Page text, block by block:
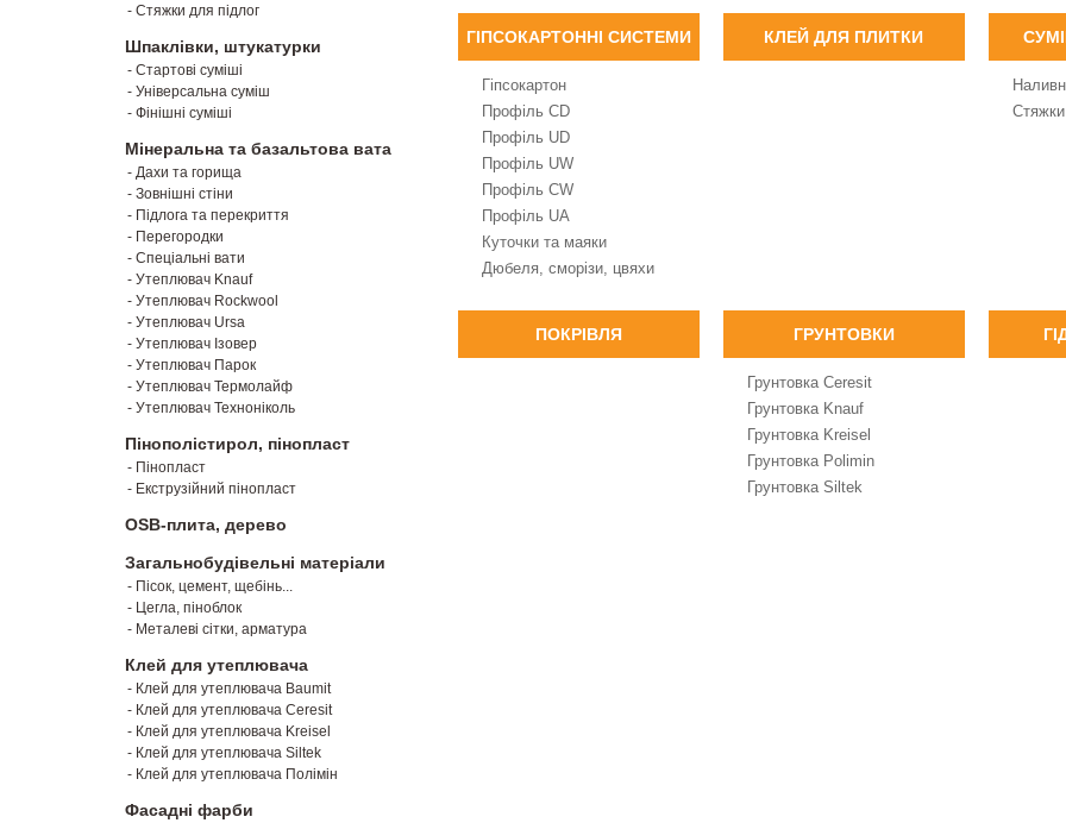
- Стяжки для підлог
Шпаклівки, штукатурки
- Стартові суміші
- Універсальна суміш
- Фінішні суміші
Мінеральна та базальтова вата
- Дахи та горища
- Зовнішні стіни
- Підлога та перекриття
- Перегородки
- Спеціальні вати
- Утеплювач Knauf
- Утеплювач Rockwool
- Утеплювач Ursa
- Утеплювач Ізовер
- Утеплювач Парок
- Утеплювач Термолайф
- Утеплювач Техноніколь
Пінополістирол, пінопласт
- Пінопласт
- Екструзійний пінопласт
OSB-плита, дерево
Загальнобудівельні матеріали
- Пісок, цемент, щебінь...
- Цегла, піноблок
- Металеві сітки, арматура
Клей для утеплювача
- Клей для утеплювача Baumit
- Клей для утеплювача Ceresit
- Клей для утеплювача Kreisel
- Клей для утеплювача Siltek
- Клей для утеплювача Полімін
Фасадні фарби
ГІПСОКАРТОННІ СИСТЕМИ
Гіпсокартон
Профіль CD
Профіль UD
Профіль UW
Профіль CW
Профіль UA
Куточки та маяки
Дюбеля, сморізи, цвяхи
КЛЕЙ ДЛЯ ПЛИТКИ
ПОКРІВЛЯ ГРУНТОВКИ
Грунтовка Ceresit
Грунтовка Knauf
Грунтовка Kreisel
Грунтовка Polimin
Грунтовка Siltek